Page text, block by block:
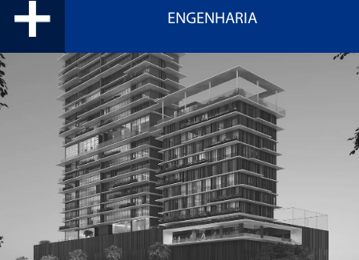
ENGENHARIA